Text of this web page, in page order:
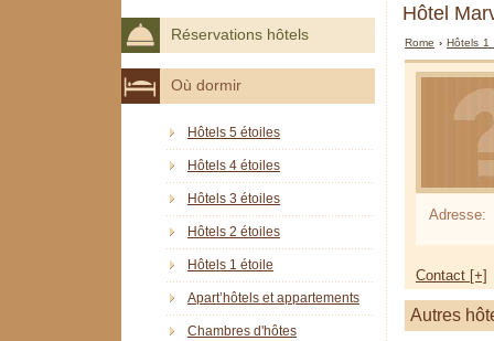
Hôtel
Rome ›Hôtels 1
Adresse:
Contact [+]
Autres
Réservations hôtels
Où dormir
Hôtels 5 étoiles
Hôtels 4 étoiles
Hôtels 3 étoiles
Hôtels 2 étoiles
Hôtels 1 étoile
Apart’hôtels et appartements
Chambres d'hôtes